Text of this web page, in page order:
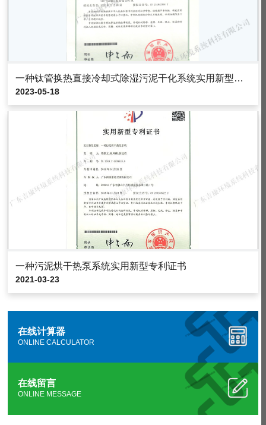
一种钛管换热直接冷却式除湿污泥干化系统实用新型专利证书
2023-05-18
一种污泥烘干热泵系统实用新型专利证书
2021-03-23
在线计算器
ONLINE CALCULATOR
在线留言
ONLINE MESSAGE